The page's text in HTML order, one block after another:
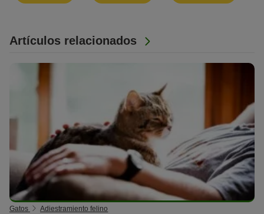
Artículos relacionados
Gatos Adiestramiento felino